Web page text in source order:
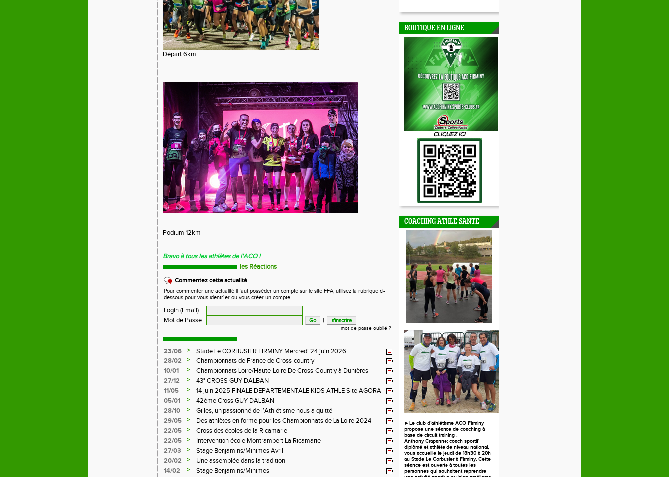
Départ 6km
Podium 12km
Bravo à tous les athlètes de l'ACO !
les Réactions
Commentez cette actualité
Pour commenter une actualité il faut posséder un compte sur le site FFA, utilisez la rubrique ci-
dessous pour vous identifier ou vous créer un compte.
Login (Email)
:
Mot de Passe : |
mot de passe oublié ?
23/06 >
Stade Le CORBUSIER FIRMINY Mercredi 24 juin 2026
28/02
>
Championnats de France de Cross-country
10/01
>
Championnats Loire/Haute-Loire De Cross-Country à Dunières
27/12
>
43° CROSS GUY DALBAN
11/05
>
14 juin 2025 FINALE DEPARTEMENTALE KIDS ATHLE Site AGORA
LE CHAMBON FEUGEROLLES
05/01 >
42ème Cross GUY DALBAN
28/10
>
Gilles, un passionné de l’Athlétisme nous a quitté
29/05
>
Des athlètes en forme pour les Championnats de La Loire 2024
22/05
>
Cross des écoles de la Ricamarie
22/05
>
Intervention école Montrambert La Ricamarie
27/03
>
Stage Benjamins/Minimes Avril
20/02
>
Une assemblée dans la tradition
14/02
>
Stage Benjamins/Minimes
BOUTIQUE EN LIGNE
CLIQUEZ ICI
COACHING ATHLE SANTE
►Le club d’athlétisme ACO Firminy
propose une séance de coaching à
base de circuit training .
Anthony Crapanne; coach sportif
diplômé et athlète de niveau national,
vous accueille le jeudi de 18h30 à 20h
au Stade Le Corbusier à Firminy. Cette
séance est ouverte à toutes les
personnes qui souhaitent reprendre